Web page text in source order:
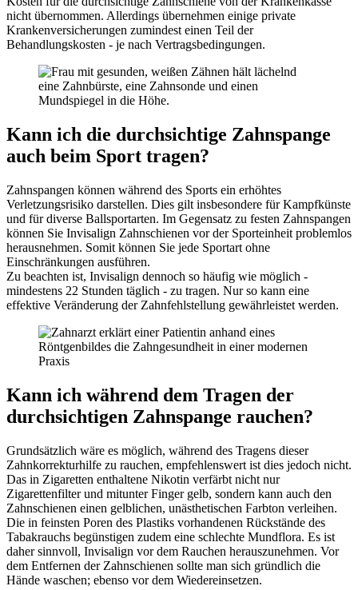
nicht übernommen. Allerdings übernehmen einige private
Krankenversicherungen zumindest einen Teil der
Behandlungskosten - je nach Vertragsbedingungen.
Kann ich die durchsichtige Zahnspange
auch beim Sport tragen?
Zahnspangen können während des Sports ein erhöhtes
Verletzungsrisiko darstellen. Dies gilt insbesondere für Kampfkünste
und für diverse Ballsportarten. Im Gegensatz zu festen Zahnspangen
können Sie Invisalign Zahnschienen vor der Sporteinheit problemlos
herausnehmen. Somit können Sie jede Sportart ohne
Einschränkungen ausführen.
Zu beachten ist, Invisalign dennoch so häufig wie möglich -
mindestens 22 Stunden täglich - zu tragen. Nur so kann eine
effektive Veränderung der Zahnfehlstellung gewährleistet werden.
Kann ich während dem Tragen der
durchsichtigen Zahnspange rauchen?
Grundsätzlich wäre es möglich, während des Tragens dieser
Zahnkorrekturhilfe zu rauchen, empfehlenswert ist dies jedoch nicht.
Das in Zigaretten enthaltene Nikotin verfärbt nicht nur
Zigarettenfilter und mitunter Finger gelb, sondern kann auch den
Zahnschienen einen gelblichen, unästhetischen Farbton verleihen.
Die in feinsten Poren des Plastiks vorhandenen Rückstände des
Tabakrauchs begünstigen zudem eine schlechte Mundflora. Es ist
daher sinnvoll, Invisalign vor dem Rauchen herauszunehmen. Vor
dem Entfernen der Zahnschienen sollte man sich gründlich die
Hände waschen; ebenso vor dem Wiedereinsetzen.